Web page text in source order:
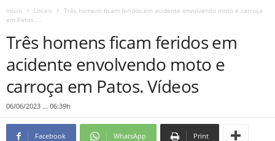
Início Locais
Três homens ficam feridos em acidente envolvendo moto e carroça
em Patos....
Três homens ficam feridos em
acidente envolvendo moto e
carroça em Patos. Vídeos
06/06/2023 ... 06:39h
Facebook WhatsApp Print